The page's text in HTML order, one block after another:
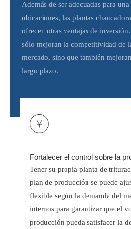
Además de ser adecuadas para
ubicaciones, las plantas
ofrecen otras ventajas de
sólo mejoran la competitividad de
mercado, sino que también
largo plazo.
Fortalecer el control sobre la
Tener su propia planta de
plan de producción se puede
flexible según la demanda del
internos para garantizar que el
producción pueda satisfacer la